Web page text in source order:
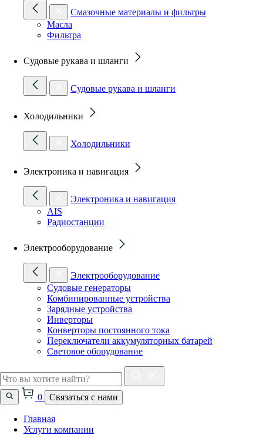
Смазочные материалы и фильтры
Масла
Фильтра
Судовые рукава и шланги
Судовые рукава и шланги
Холодильники
Холодильники
Электроника и навигация
Электроника и навигация
AIS
Радиостанции
Электрооборудование
Электрооборудование
Судовые генераторы
Комбинированные устройства
Зарядные устройства
Инверторы
Конверторы постоянного тока
Переключатели аккумуляторных батарей
Световое оборудование
0 Связаться с нами
Главная
Услуги компании